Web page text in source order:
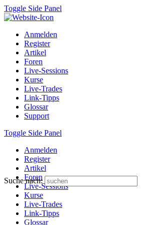
Toggle Side Panel
Anmelden
Register
Artikel
Foren
Live-Sessions
Kurse
Live-Trades
Link-Tipps
Glossar
Support
Toggle Side Panel
Anmelden
Register
Artikel
Foren
Live-Sessions
Kurse
Live-Trades
Link-Tipps
Glossar
Suche nach: